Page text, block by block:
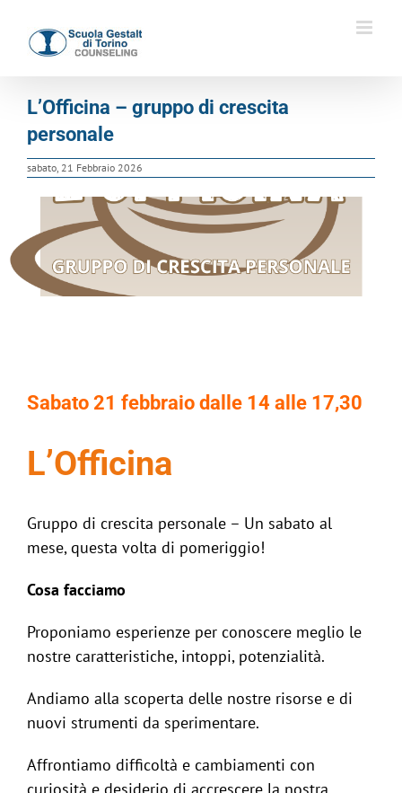
contenuto
L’Officina – gruppo di crescita
personale
sabato, 21 Febbraio 2026
Sabato 21 febbraio dalle 14 alle 17,30
L’Officina
Gruppo di crescita personale – Un sabato al
mese, questa volta di pomeriggio!
Cosa facciamo
Proponiamo esperienze per conoscere meglio le
nostre caratteristiche, intoppi, potenzialità.
Andiamo alla scoperta delle nostre risorse e di
nuovi strumenti da sperimentare.
Affrontiamo difficoltà e cambiamenti con
curiosità e desiderio di accrescere la nostra